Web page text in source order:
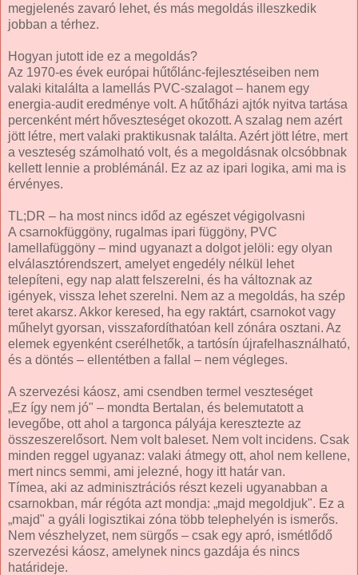
megjelenés zavaró lehet, és más megoldás illeszkedik
jobban a térhez.
Hogyan jutott ide ez a megoldás?
Az 1970-es évek európai hűtőlánc-fejlesztéseiben nem
valaki kitalálta a lamellás PVC-szalagot – hanem egy
energia-audit eredménye volt. A hűtőházi ajtók nyitva tartása
percenként mért hőveszteséget okozott. A szalag nem azért
jött létre, mert valaki praktikusnak találta. Azért jött létre, mert
a veszteség számolható volt, és a megoldásnak olcsóbbnak
kellett lennie a problémánál. Ez az az ipari logika, ami ma is
érvényes.
TL;DR – ha most nincs időd az egészet végigolvasni
A csarnokfüggöny, rugalmas ipari függöny, PVC
lamellafüggöny – mind ugyanazt a dolgot jelöli: egy olyan
elválasztórendszert, amelyet engedély nélkül lehet
telepíteni, egy nap alatt felszerelni, és ha változnak az
igények, vissza lehet szerelni. Nem az a megoldás, ha szép
teret akarsz. Akkor keresed, ha egy raktárt, csarnokot vagy
műhelyt gyorsan, visszafordíthatóan kell zónára osztani. Az
elemek egyenként cserélhetők, a tartósín újrafelhasználható,
és a döntés – ellentétben a fallal – nem végleges.
A szervezési káosz, ami csendben termel veszteséget
„Ez így nem jó" – mondta Bertalan, és belemutatott a
levegőbe, ott ahol a targonca pályája keresztezte az
összeszerelősort. Nem volt baleset. Nem volt incidens. Csak
minden reggel ugyanaz: valaki átmegy ott, ahol nem kellene,
mert nincs semmi, ami jelezné, hogy itt határ van.
Tímea, aki az adminisztrációs részt kezeli ugyanabban a
csarnokban, már régóta azt mondja: „majd megoldjuk". Ez a
„majd" a gyáli logisztikai zóna több telephelyén is ismerős.
Nem vészhelyzet, nem sürgős – csak egy apró, ismétlődő
szervezési káosz, amelynek nincs gazdája és nincs
határideje.